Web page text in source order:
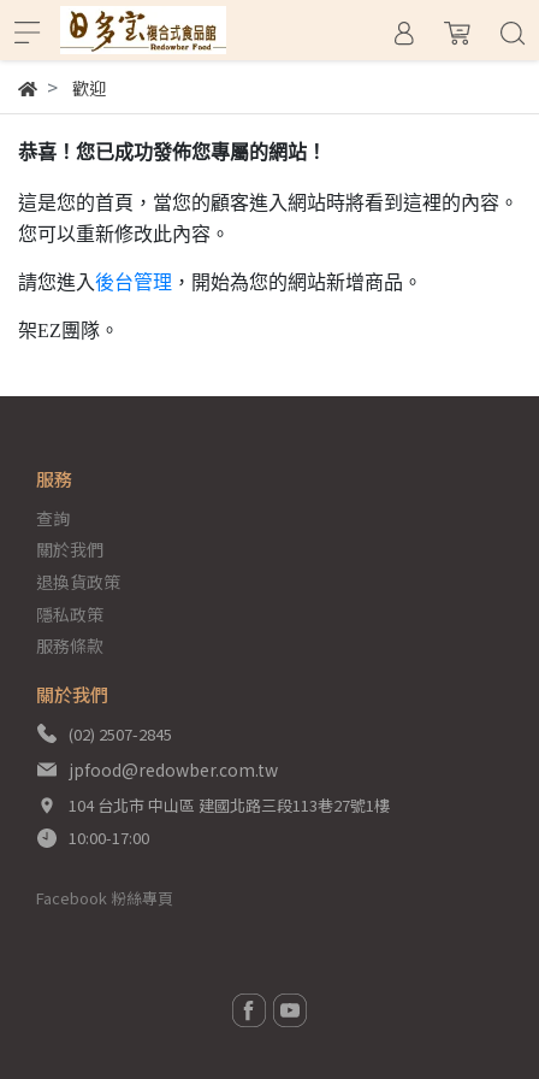
歡迎
恭喜！您已成功發佈您專屬的網站！
這是您的首頁，當您的顧客進入網站時將看到這裡的內容。
您可以重新修改此內容。
請您進入後台管理 ，開始為您的網站新增商品。
架EZ團隊。
關於我們
(02) 2507-2845
jpfood@redowber.com.tw
104 台北市 中山區 建國北路三段113巷27號1樓
10:00-17:00
服務
查詢
關於我們
退換貨政策
隱私政策
服務條款
Facebook 粉絲專頁